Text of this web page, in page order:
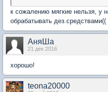
к сожалению мягкие нельзя, у
обрабатывать дез.средствами((
АняШа
21 дек 2016
хорошо!
teona20000